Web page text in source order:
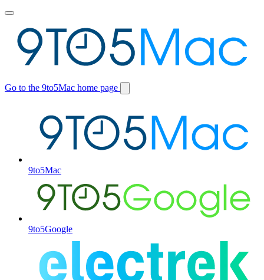
Toggle
menu
Go to the 9to5Mac home page
Switch
9to5Mac
9to5Google